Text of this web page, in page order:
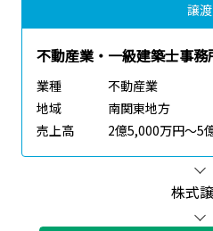
譲渡
不動産業・一級建築士事務
業種
不動産業
地域
南関東地方
売上高
2億5,000万円～5
株式